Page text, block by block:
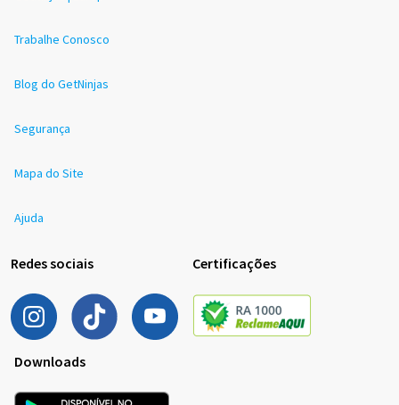
Trabalhe Conosco
Blog do GetNinjas
Segurança
Mapa do Site
Ajuda
Redes sociais Certificações
Downloads